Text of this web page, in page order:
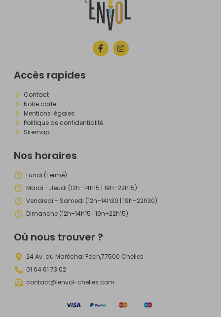
Accès rapides
Contact
Notre carte
Mentions légales
Politique de confidentialité
Sitemap
Nos horaires
Lundi (Fermé)
Mardi - Jeudi (12h–14h15 | 19h–22h15)
Vendredi - Samedi (12h–14h30 | 19h–22h30)
Dimanche (12h–14h15 | 19h–22h15)
Où nous trouver ?
24 Av. du Maréchal Foch,77500 Chelles
01 64 61 73 02
contact@lenvol-chelles.com